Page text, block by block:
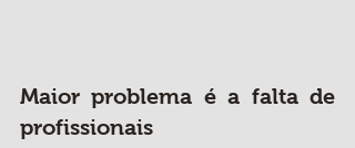
Maior problema é a falta de
profissionais